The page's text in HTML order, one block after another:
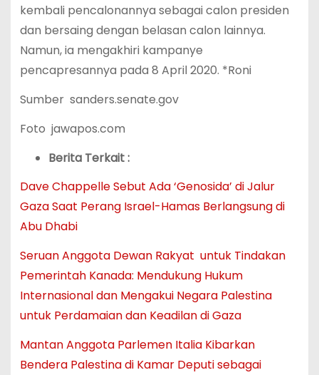
kembali pencalonannya sebagai calon presiden
dan bersaing dengan belasan calon lainnya.
Namun, ia mengakhiri kampanye
pencapresannya pada 8 April 2020. *Roni
Sumber sanders.senate.gov
Foto jawapos.com
Berita Terkait :
Dave Chappelle Sebut Ada ‘Genosida’ di Jalur
Gaza Saat Perang Israel-Hamas Berlangsung di
Abu Dhabi
Seruan Anggota Dewan Rakyat untuk Tindakan
Pemerintah Kanada: Mendukung Hukum
Internasional dan Mengakui Negara Palestina
untuk Perdamaian dan Keadilan di Gaza
Mantan Anggota Parlemen Italia Kibarkan
Bendera Palestina di Kamar Deputi sebagai